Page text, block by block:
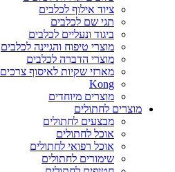
ציוד אילוף לכלבים
תגי שם לכלבים
ביגוד ונעליים לכלבים
מוצרי טיפוח והגיינה לכלבים
מוצרי הדברה לכלבים
מארזי שקיות לאיסוף צרכים
Kong
מוצרים מיוחדים
מוצרים לחתולים
מבצעים לחתולים
אוכל לחתולים
אוכל רפואי לחתולים
שימורים לחתולים